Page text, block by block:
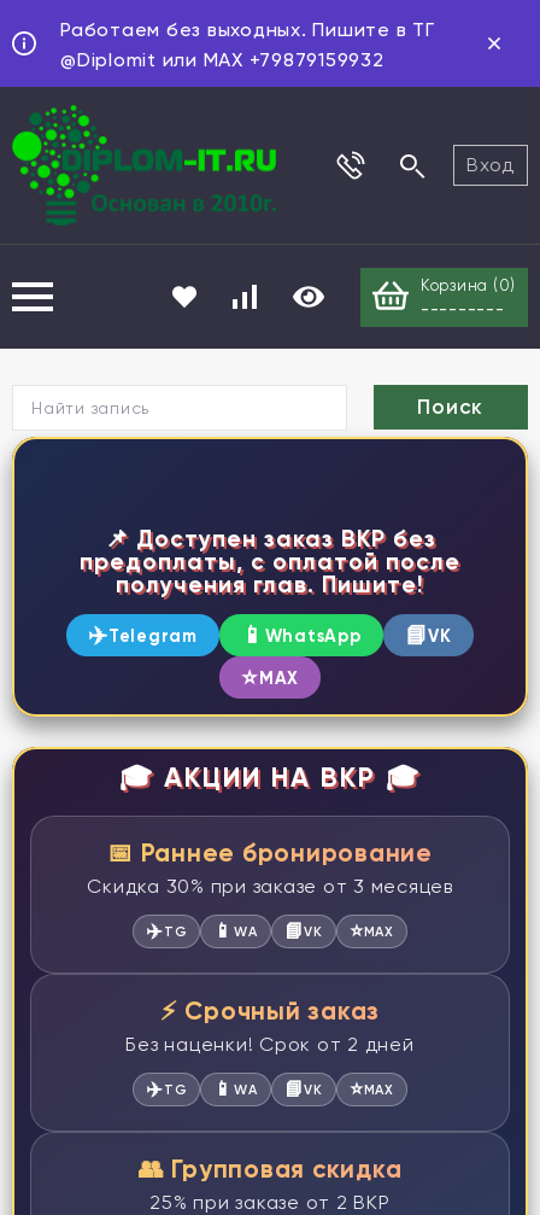
Работаем без выходных. Пишите в ТГ
@Diplomit или MAX +79879159932
Вход
Корзина ( 0)
---------
📌 Доступен заказ ВКР без
предоплаты, с оплатой после
получения глав. Пишите!
✈️Telegram 📱 WhatsApp 📘VK
⭐MAX
🎓 АКЦИИ НА ВКР 🎓
📅 Раннее бронирование
Скидка 30% при заказе от 3 месяцев
✈️TG 📱WA 📘VK ⭐MAX
⚡ Срочный заказ
Без наценки! Срок от 2 дней
✈️TG 📱WA 📘VK ⭐MAX
👥 Групповая скидка
25% при заказе от 2 ВКР